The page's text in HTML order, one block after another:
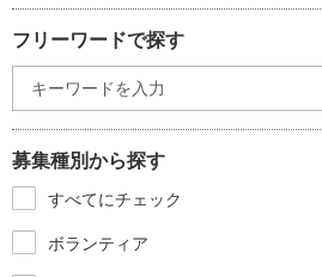
フリーワードで探す
募集種別から探す
すべてにチェック
ボランティア